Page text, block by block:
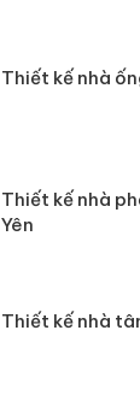
Thiết kế nhà
Thiết kế nhà
Yên
Thiết kế nhà